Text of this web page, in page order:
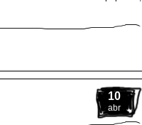
10
abr